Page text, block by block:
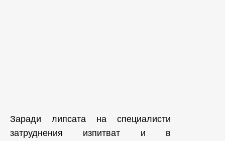
Заради липсата на специалисти
затруднения изпитват и в